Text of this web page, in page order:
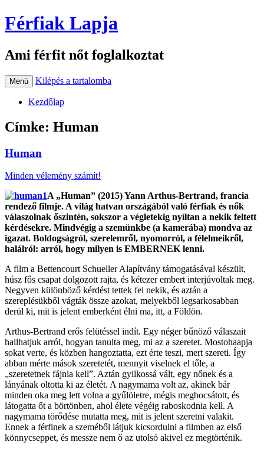
Férfiak Lapja
Ami férfit nőt foglalkoztat
Menü Kilépés a tartalomba
Kezdőlap
Címke: Human
Human
Minden vélemény számít!
A „Human” (2015) Yann Arthus-Bertrand, francia
rendező filmje. A világ hatvan országából való férfiak és nők
válaszolnak őszintén, sokszor a végletekig nyíltan a nekik feltett
kérdésekre. Mindvégig a szemünkbe (a kamerába) mondva az
igazat. Boldogságról, szerelemről, nyomorról, a félelmeikről,
halálról: arról, hogy milyen is EMBERNEK lenni.
A film a Bettencourt Schueller Alapítvány támogatásával készült,
húsz fős csapat dolgozott rajta, és kétezer embert interjúvoltak meg.
Negyven különböző kérdést tettek fel nekik, és aztán a
szereplésükből vágták össze azokat, melyekből legsarkosabban
derül ki, mit is jelent emberként élni ma, itt, a Földön.
Arthus-Bertrand erős felütéssel indít. Egy néger bűnöző válaszait
hallhatjuk arról, hogyan tanulta meg, mi az a szeretet. Mostohaapja
sokat verte, és közben hangoztatta, ezt érte teszi, mert szereti. Így
abban mérte mások szeretetét, mennyit viselnek el tőle, a
„szeretetnek fájnia kell”. Aztán gyilkossá vált, egy nőnek és a
lányának oltotta ki az életét. A nagymama volt az, akinek bár
minden oka meg lett volna a gyűlöletre, mégis megbocsátott, és
látogatta őt a börtönben, ahol élete végéig raboskodnia kell. A
nagymama törődése mutatta meg, mit is jelent szeretni valakit.
Ennek a férfinek a szeméből látjuk kicsordulni a filmben az első
könnycseppet, és messze nem ő az utolsó akivel ez megtörténik.